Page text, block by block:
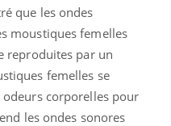
que les ondes
moustiques femelles
reproduites par un
femelles se
corporelles pour
les ondes sonores